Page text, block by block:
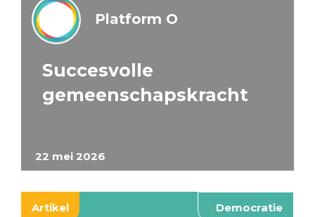
22 mei 2026
Platform O
Succesvolle
gemeenschapskracht
Artikel Democratie